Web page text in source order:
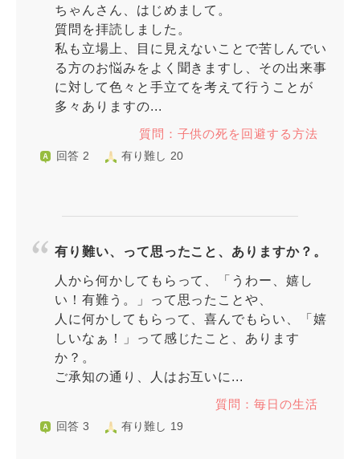
ちゃんさん、はじめまして。
質問を拝読しました。
私も立場上、目に見えないことで苦しんでい
る方のお悩みをよく聞きますし、その出来事
に対して色々と手立てを考えて行うことが
多々ありますの...
質問：子供の死を回避する方法
回答 2 有り難し 20
有り難い、って思ったこと、ありますか？。
人から何かしてもらって、「うわー、嬉し
い！有難う。」って思ったことや、
人に何かしてもらって、喜んでもらい、「嬉
しいなぁ！」って感じたこと、あります
か？。
ご承知の通り、人はお互いに...
質問：毎日の生活
回答 3 有り難し 19